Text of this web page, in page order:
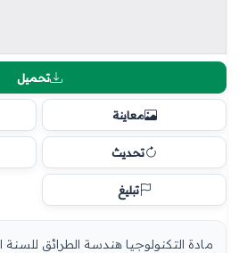
تحميل
معاينة
تحديث
تبليغ